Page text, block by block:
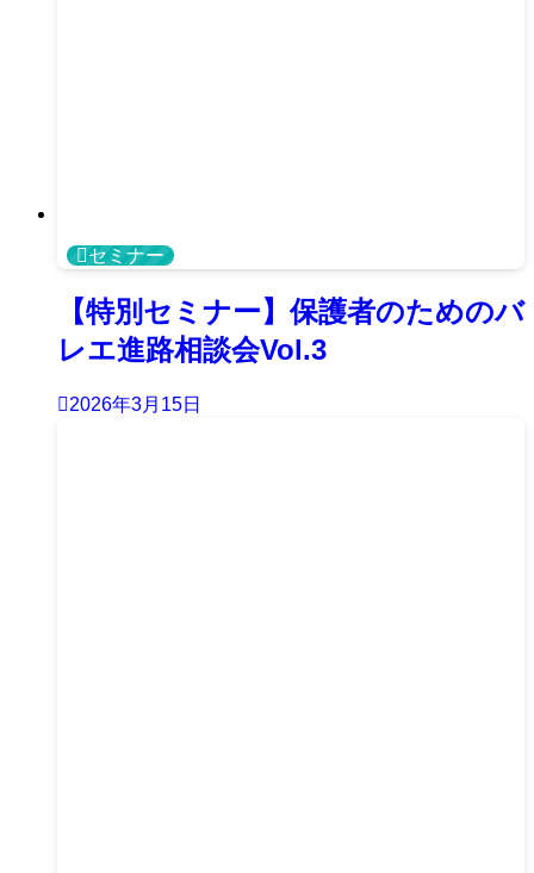
セミナー
【特別セミナー】保護者のためのバ
レエ進路相談会Vol.3
2026年3月15日